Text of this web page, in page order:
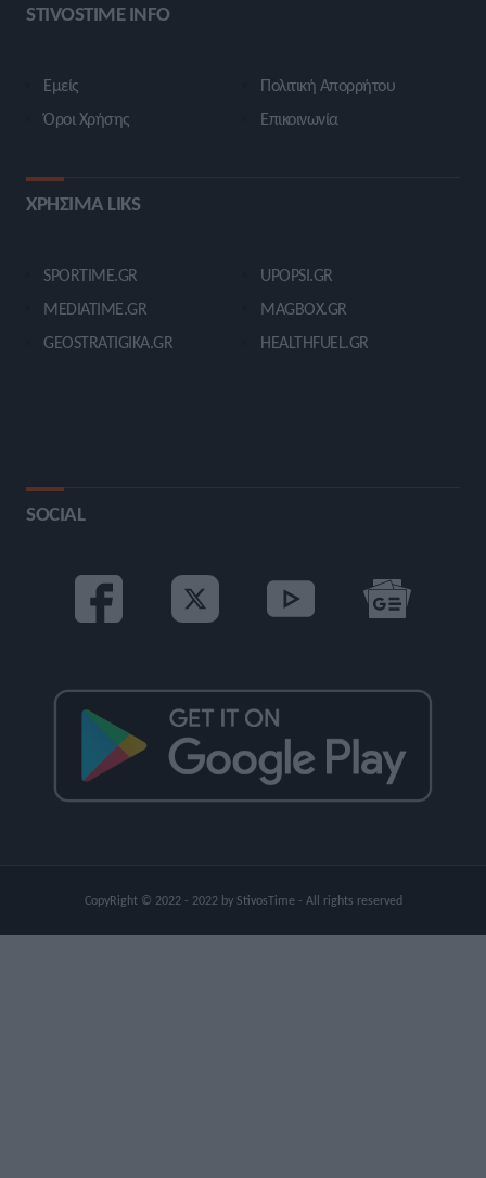
STIVOSTIME INFO
Εμείς
Όροι Χρήσης
Πολιτική Απορρήτου
Επικοινωνία
ΧΡΗΣΙΜΑ LIKS
SPORTIME.GR
MEDIATIME.GR
GEOSTRATIGIKA.GR
UPOPSI.GR
MAGBOX.GR
HEALTHFUEL.GR
SOCIAL
CopyRight © 2022 - 2022 by StivosTime - All rights reserved